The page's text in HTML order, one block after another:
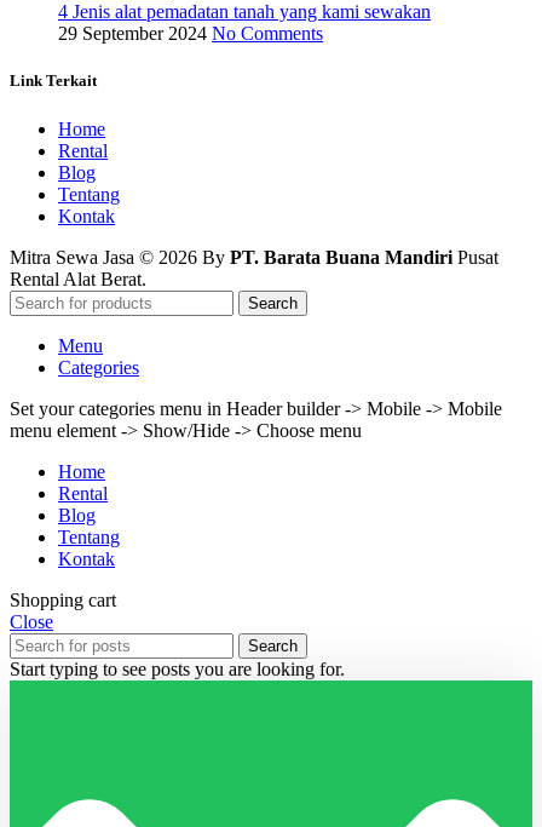
4 Jenis alat pemadatan tanah yang kami sewakan
29 September 2024 No Comments
Link Terkait
Home
Rental
Blog
Tentang
Kontak
Mitra Sewa Jasa © 2026 By PT. Barata Buana Mandiri Pusat
Rental Alat Berat.
Search
Menu
Categories
Set your categories menu in Header builder -> Mobile -> Mobile
menu element -> Show/Hide -> Choose menu
Home
Rental
Blog
Tentang
Kontak
Shopping cart
Close
Search
Start typing to see posts you are looking for.